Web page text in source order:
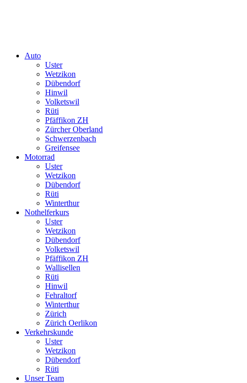
Auto
Uster
Wetzikon
Dübendorf
Hinwil
Volketswil
Rüti
Pfäffikon ZH
Zürcher Oberland
Schwerzenbach
Greifensee
Motorrad
Uster
Wetzikon
Dübendorf
Rüti
Winterthur
Nothelferkurs
Uster
Wetzikon
Dübendorf
Volketswil
Pfäffikon ZH
Wallisellen
Rüti
Hinwil
Fehraltorf
Winterthur
Zürich
Zürich Oerlikon
Verkehrskunde
Uster
Wetzikon
Dübendorf
Rüti
Unser Team